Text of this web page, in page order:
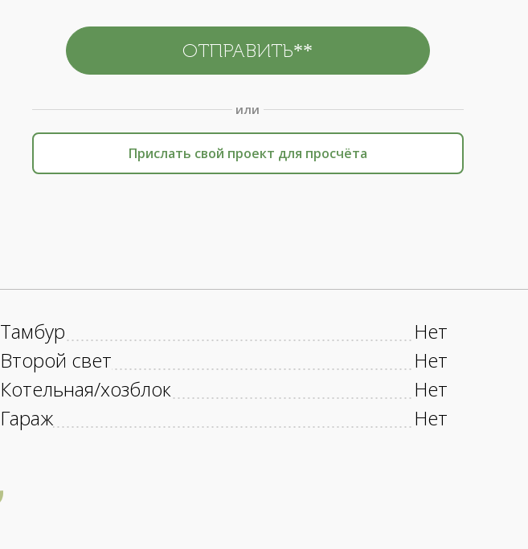
или
Прислать свой проект для просчёта
Тамбур
Нет
Второй свет
Нет
Котельная/хозблок
Нет
Гараж
Нет